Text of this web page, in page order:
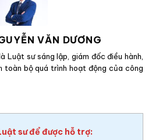
VĂN DƯƠNG
Luật sư sáng lập, giám đốc điều hành,
toàn bộ quá trình hoạt động của công
sư để được hỗ trợ: